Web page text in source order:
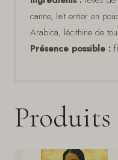
canne, lait entier en
Arabica, lécithine de
Présence possible :